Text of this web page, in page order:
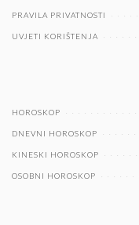
PRAVILA PRIVATNOSTI
UVJETI KORIŠTENJA
HOROSKOP
DNEVNI HOROSKOP
KINESKI HOROSKOP
OSOBNI HOROSKOP